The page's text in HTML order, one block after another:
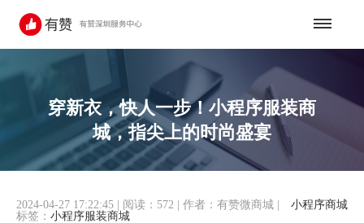
穿新衣，快人一步！小程序服装商
城，指尖上的时尚盛宴
小程序商城
2024-04-27 17:22:45 阅读：572 作者：有赞微商城
标签： 小程序服装商城